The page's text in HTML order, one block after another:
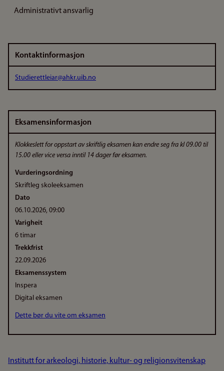
Administrativt ansvarlig
Kontaktinformasjon
Studierettleiar@ahkr.uib.no
Eksamensinformasjon
Klokkeslett for oppstart av skriftlig eksamen kan endre seg fra kl 09.00 til
15.00 eller vice versa inntil 14 dager før eksamen.
Vurderingsordning
Skriftleg skoleeksamen
Dato
06.10.2026, 09:00
Varigheit
6 timar
Trekkfrist
22.09.2026
Eksamenssystem
Inspera
Digital eksamen
Dette bør du vite om eksamen
Institutt for arkeologi, historie, kultur- og religionsvitenskap